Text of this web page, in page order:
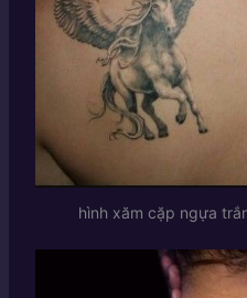
hình xăm cặp ngựa